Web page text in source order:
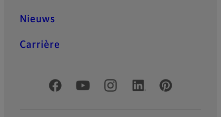
Nieuws
Carrière
Officiële sociale media